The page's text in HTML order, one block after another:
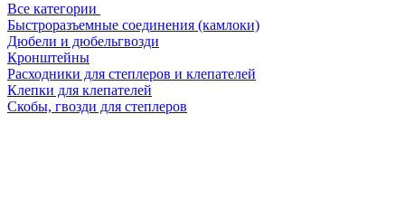
Все категории
Быстроразъемные соединения (камлоки)
Дюбели и дюбельгвозди
Кронштейны
Расходники для степлеров и клепателей
Клепки для клепателей
Скобы, гвозди для степлеров